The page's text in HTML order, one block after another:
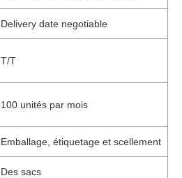
Delivery date negotiable
T/T
100 unités par mois
Emballage, étiquetage et scellement
Des sacs